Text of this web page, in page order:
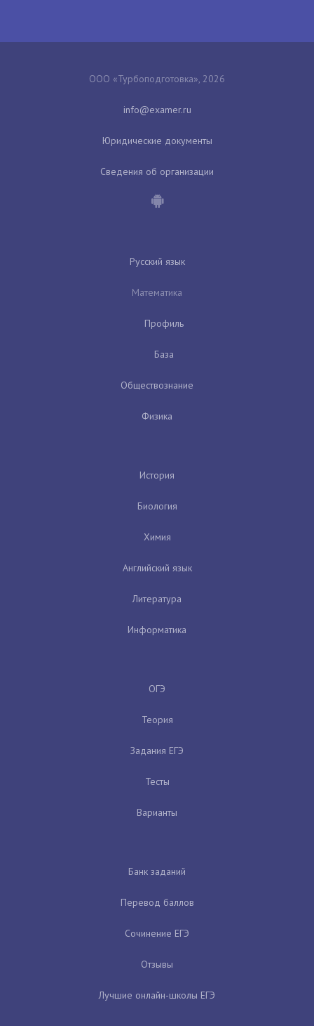
ООО «Турбоподготовка», 2026
Юридические документы
Сведения об организации
Русский язык
Математика
Профиль
База
Обществознание
Физика
История
Биология
Химия
Английский язык
Литература
Информатика
ОГЭ
Теория
Задания ЕГЭ
Тесты
Варианты
Банк заданий
Перевод баллов
Сочинение ЕГЭ
Отзывы
Лучшие онлайн-школы ЕГЭ